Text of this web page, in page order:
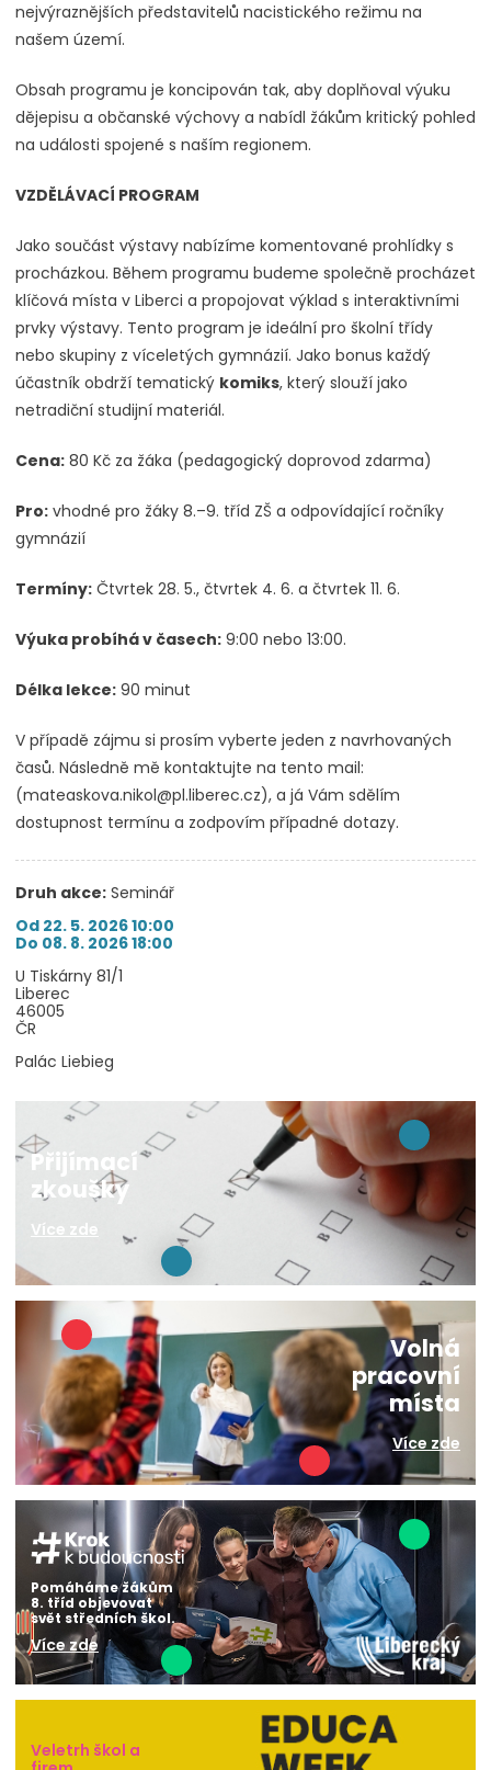
nejvýraznějších představitelů nacistického režimu na
našem území.
Obsah programu je koncipován tak, aby doplňoval výuku
dějepisu a občanské výchovy a nabídl žákům kritický pohled
na události spojené s naším regionem.
VZDĚLÁVACÍ PROGRAM
Jako součást výstavy nabízíme komentované prohlídky s
procházkou. Během programu budeme společně procházet
klíčová místa v Liberci a propojovat výklad s interaktivními
prvky výstavy. Tento program je ideální pro školní třídy
nebo skupiny z víceletých gymnázií. Jako bonus každý
účastník obdrží tematický komiks, který slouží jako
netradiční studijní materiál.
Cena: 80 Kč za žáka (pedagogický doprovod zdarma)
Pro: vhodné pro žáky 8.–9. tříd ZŠ a odpovídající ročníky
gymnázií
Termíny: Čtvrtek 28. 5., čtvrtek 4. 6. a čtvrtek 11. 6.
Výuka probíhá v časech: 9:00 nebo 13:00.
Délka lekce: 90 minut
V případě zájmu si prosím vyberte jeden z navrhovaných
časů. Následně mě kontaktujte na tento mail:
(mateaskova.nikol@pl.liberec.cz), a já Vám sdělím
dostupnost termínu a zodpovím případné dotazy.
Druh akce: Seminář
Od 22. 5. 2026 10:00
Do 08. 8. 2026 18:00
U Tiskárny 81/1
Liberec
46005
ČR
Palác Liebieg
Přijímací
zkoušky
Více zde
Volná
pracovní
místa
Více zde
Pomáháme žákům
8. tříd objevovat
svět středních škol.
Více zde
Veletrh škol a